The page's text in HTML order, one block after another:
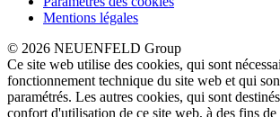
Mentions légales
© 2026 NEUENFELD Group
Ce site web utilise des cookies, qui sont
fonctionnement technique du site web et qui
paramétrés. Les autres cookies, qui sont
confort d'utilisation de ce site web, à des fins